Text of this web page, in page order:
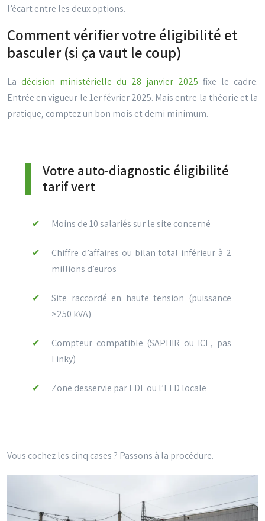
l’écart entre les deux options.
Comment vérifier votre éligibilité et
basculer (si ça vaut le coup)
Ladécision ministérielle du 28 janvier 2025 fixe le cadre.
Entrée en vigueur le 1er février 2025. Mais entre la théorie et la
pratique, comptez un bon mois et demi minimum.
Votre auto-diagnostic éligibilité
tarif vert
Moins de 10 salariés sur le site concerné
Chiffre d’affaires ou bilan total inférieur à 2
millions d’euros
Site raccordé en haute tension (puissance
>250 kVA)
Compteur compatible (SAPHIR ou ICE, pas
Linky)
Zone desservie par EDF ou l’ELD locale
Vous cochez les cinq cases ? Passons à la procédure.